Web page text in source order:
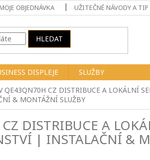
OBJEDNÁVKA UŽITEČNÉ NÁVODY A TIPY
HLEDAT
DISPLEJE SLUŽBY
QE43QN70HCZ DISTRIBUCE A LOKÁLNÍ
& MONTÁŽNÍ SLUŽBY
CZ DISTRIBUCE A
| INSTALAČNÍ &